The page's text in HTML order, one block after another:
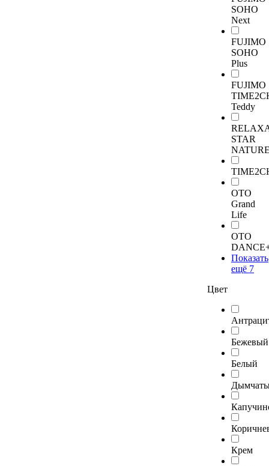
SOHO
Next
FUJIMO
SOHO
Plus
FUJIMO
Teddy
STAR
OTO
Grand
Life
OTO
Показать
ещё 7
Цвет
Бежевый
Белый
Крем